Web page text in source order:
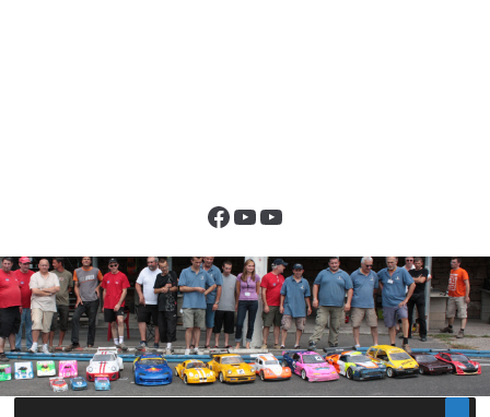
Facebook
YouTube
YouTube